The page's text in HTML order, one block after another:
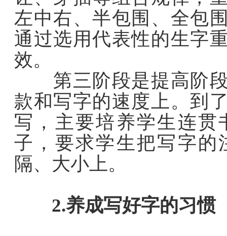
左中右、半包围、全包
通过选用代表性的生字
效。
第三阶段是提高阶段
款和写字的速度上。到
写，主要培养学生连贯
子，要求学生把写字的
隔、大小上。
2.养成写好字的习惯